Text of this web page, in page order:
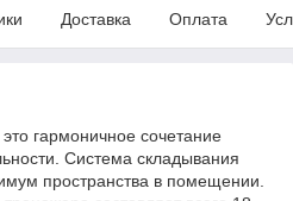
Доставка Оплата
гармоничное сочетание
Система складывания
пространства в помещении.